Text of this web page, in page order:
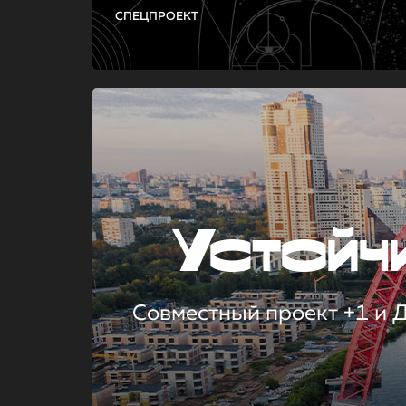
СПЕЦПРОЕКТ
Совместный проект +1 и